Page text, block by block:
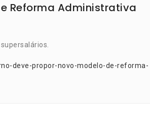
Reforma Administrativa
deve-propor-novo-modelo-de-reforma-